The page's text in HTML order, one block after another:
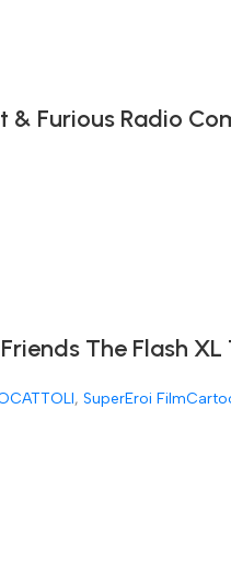
Furious Radio
The Flash
, SuperEroi